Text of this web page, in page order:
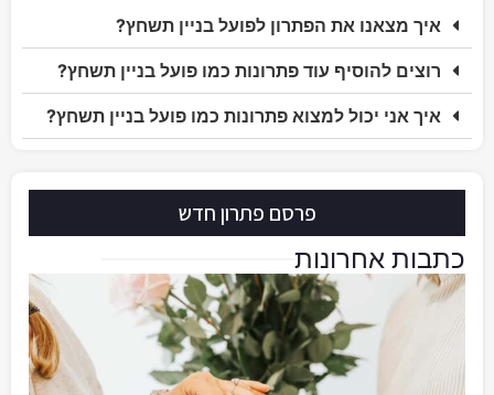
איך מצאנו את הפתרון לפועל בניין תשחץ?
רוצים להוסיף עוד פתרונות כמו פועל בניין תשחץ?
איך אני יכול למצוא פתרונות כמו פועל בניין תשחץ?
פרסם פתרון חדש
כתבות אחרונות